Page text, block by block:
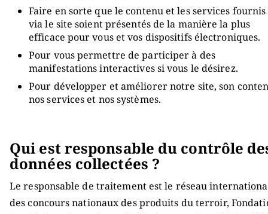
Faire en sorte que le contenu et les services fournis
via le site soient présentés de la manière la plus
efficace pour vous et vos dispositifs électroniques.
Pour vous permettre de participer à des
manifestations interactives si vous le désirez.
Pour développer et améliorer notre site, son
nos services et nos systèmes.
Qui est responsable du contrôle
données collectées ?
Le responsable de traitement est le réseau
des concours nationaux des produits du terroir,